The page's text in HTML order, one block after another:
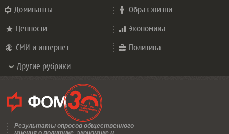
Доминанты Образ жизни
Ценности Экономика
СМИ и интернет Политика
Другие рубрики
Результаты опросов общественного